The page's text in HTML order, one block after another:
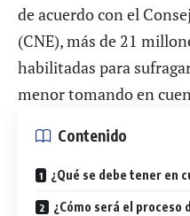
de acuerdo con el
(CNE), más de 21
habilitadas para
menor tomando en
Contenido
¿Qué se debe tener en
¿Cómo será el proceso